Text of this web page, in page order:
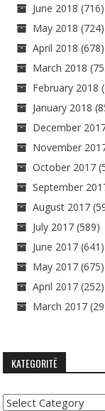
June 2018 (716)
May 2018 (724)
April 2018 (678)
March 2018
February 2018
January 2018
December
November
October 2017
September
August 2017
July 2017 (589)
June 2017 (641)
May 2017 (675)
April 2017 (252)
March 2017
KATEGORITË
Kategoritë